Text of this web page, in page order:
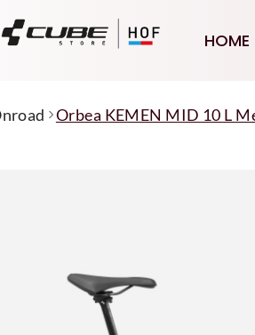
HOME
Orbea KEMEN MID 10 L